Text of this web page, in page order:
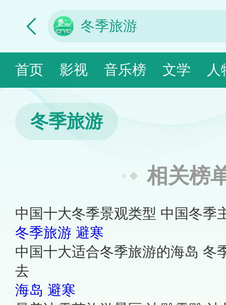
首页 影视 音乐榜 文学 人
冬季旅游
相关榜
中国十大冬季景观类型 中国冬季
冬季旅游 避寒
中国十大适合冬季旅游的海岛 冬
去
海岛 避寒